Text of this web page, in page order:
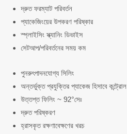
দ্রুত ফরম্যাট পরিবর্তন
প্যাকেজিংয়ের উপকরণ পরিষ্কার
স্প্লাইসিং স্ক্যানিং ডিভাইস
সেটআপ/পরিবর্তনের সময় কম
পুনরুৎপাদনযোগ্য সিলিং
অন্তর্ভুক্ত প্রযুক্তির প্যাকেজ হিসাবে কন্ট্রোল
উত্তপ্ত ফিলিং ~ 92°সেঃ
দ্রুত পরিষ্করণ
হ্রাসকৃত রক্ষণাবেক্ষণের খরচ